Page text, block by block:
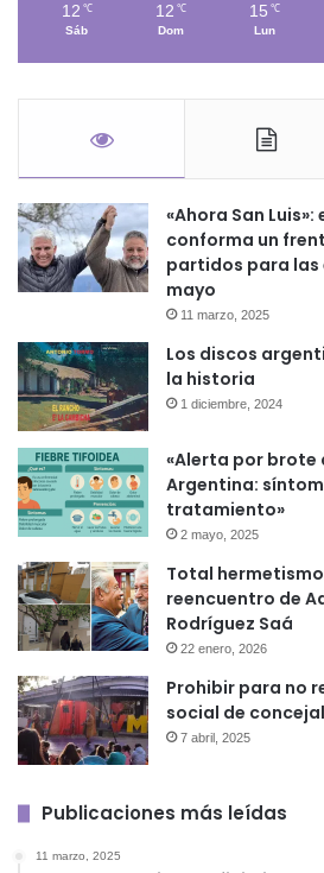
12 ℃
Sáb
12 ℃
Dom
15 ℃
Lun
«Ahora San
conforma un
partidos para las
mayo
11 marzo, 2025
Los discos
la historia
1 diciembre, 2024
«Alerta por brote
Argentina:
tratamiento»
2 mayo, 2025
Total
reencuentro de
Rodríguez Saá
22 enero, 2026
Prohibir para no
social de
7 abril, 2025
Publicaciones más leídas
11 marzo, 2025